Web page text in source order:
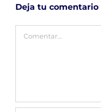
Deja tu comentario
Comentar